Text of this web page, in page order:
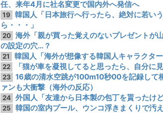
任、来年4月に社名変更で国内外へ発信へ
19
韓国人「日本旅行へ行ったら、絶対に若い
ら・・・」
20 海外「親が買った覚えのないプレゼントが
の設定の穴…？
21 韓国人「海外が想像する韓国人キャラクタ
22 「猫が車を凝視してると思ったら、自分に
23
16歳の清水空跳が100m10秒00を記録して
ァンも大衝撃（海外の反応）
24 外国人「友達から日本製の包丁を貰ったけ
25 韓国の室内プール、ウンコ浮きまくりで汚